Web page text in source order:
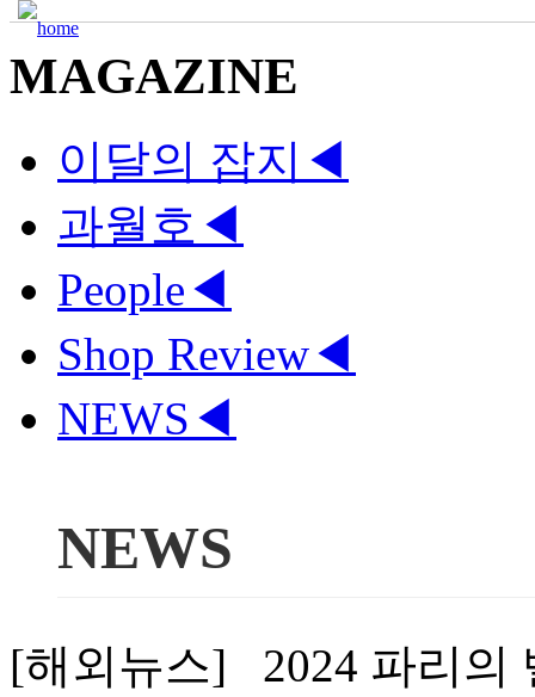
MAGAZINE
이달의 잡지 ◀
과월호 ◀
People◀
Shop Review◀
NEWS ◀
NEWS
[해외뉴스] 2024 파리의